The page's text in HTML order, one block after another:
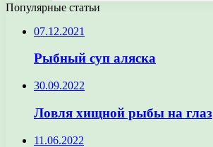
Популярные статьи
07.12.2021
Рыбный суп аляска
30.09.2022
Ловля хищной рыбы на глаз
11.06.2022